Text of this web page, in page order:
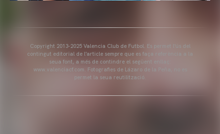
Copyright 2013-2025 Valencia Club de Futbol. Es permet l'ús del
contingut editorial de l'article sempre que es faça referència a la
seua font, a més de contindre el següent enllaç:
www.valenciacf.com. Fotografies de Lázaro de la Peña, no es
permet la seua reutilització.